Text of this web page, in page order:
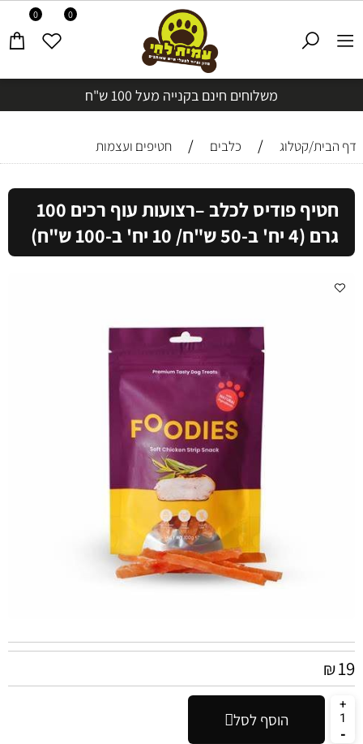
משלוחים חינם בקנייה מעל 100 ש"ח
0 0
דף הבית/קטלוג / כלבים / חטיפים ועצמות
חטיף פודיס לכלב –רצועות עוף רכים 100
גרם (4 יח' ב-50 ש"ח/ 10 יח' ב-100 ש"ח)
₪19
הוסף לסל